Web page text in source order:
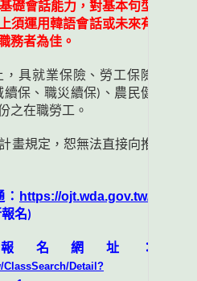
礎會話能力，對基本句型
須運用韓語會話或未來有
務者為佳。
具就業保險、勞工保險
續保、職災續保) 、農民健
之在職勞工。
畫規定，恕無法直接向推
https://ojt.wda.gov.tw/
名)
名網址：
Detail?